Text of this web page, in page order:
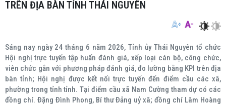
TRÊN ĐỊA BÀN TỈNH THÁI NGUYÊN
Sáng nay ngày 24 tháng 6 năm 2026, Tỉnh ủy Thái Nguyên tổ chức
Hội nghị trực tuyến tập huấn đánh giá, xếp loại cán bộ, công chức,
viên chức gắn với phương pháp đánh giá, đo lường bằng KPI trên địa
bàn tỉnh; Hội nghị được kết nối trực tuyến đến điểm cầu các xã,
phường trong tỉnh tỉnh. Tại điểm cầu xã Nam Cường tham dự có các
đồng chí. Đặng Đình Phong, Bí thư Đảng uỷ xã; đồng chí Lâm Hoàng